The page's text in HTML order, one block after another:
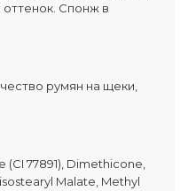
Спонж в
румян на щеки,
(CI 77891), Dimethicone,
Malate, Methyl